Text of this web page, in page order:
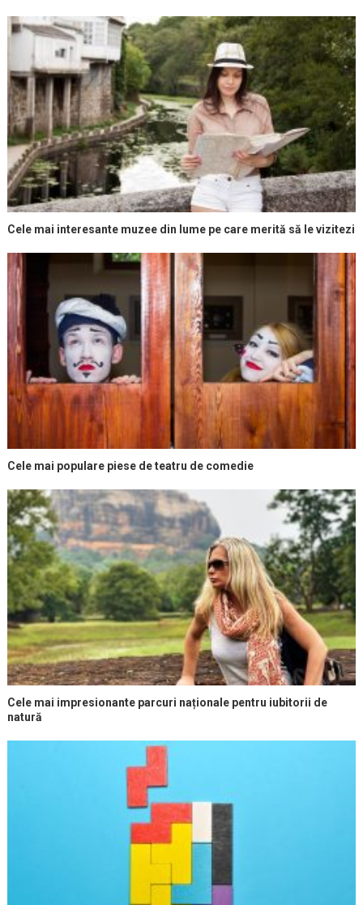
Cele mai interesante muzee din lume pe care merită să le vizitezi
Cele mai populare piese de teatru de comedie
Cele mai impresionante parcuri naționale pentru iubitorii de
natură